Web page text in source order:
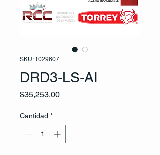
SKU: 1029607
DRD3-LS-AI
$35,253.00Precio
Cantidad *